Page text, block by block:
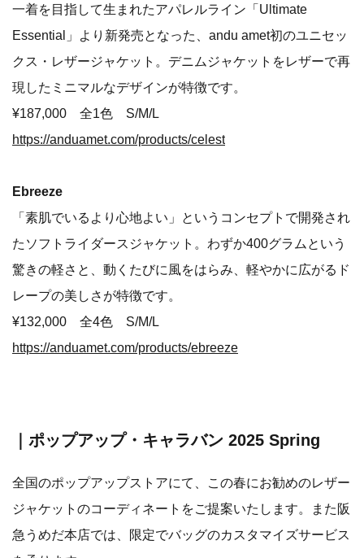
一着を目指して生まれたアパレルライン「Ultimate
Essential」より新発売となった、andu amet初のユニセッ
クス・レザージャケット。デニムジャケットをレザーで再
現したミニマルなデザインが特徴です。
¥187,000 全1色 S/M/L
https://anduamet.com/products/celest
Ebreeze
「素肌でいるより心地よい」というコンセプトで開発され
たソフトライダースジャケット。わずか400グラムという
驚きの軽さと、動くたびに風をはらみ、軽やかに広がるド
レープの美しさが特徴です。
¥132,000 全4色 S/M/L
https://anduamet.com/products/ebreeze
｜ポップアップ・キャラバン 2025 Spring
全国のポップアップストアにて、この春にお勧めのレザー
ジャケットのコーディネートをご提案いたします。また阪
急うめだ本店では、限定でバッグのカスタマイズサービス